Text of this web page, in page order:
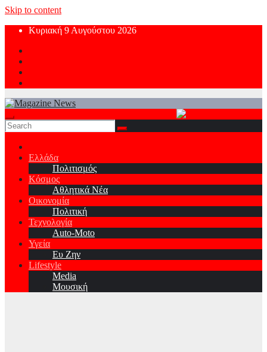
Skip to content
Κυριακή 9 Αυγούστου 2026
Ελλάδα
Πολιτισμός
Κόσμος
Αθλητικά Νέα
Οικονομία
Πολιτική
Τεχνολογία
Auto-Moto
Υγεία
Ευ Ζην
Lifestyle
Media
Μουσική